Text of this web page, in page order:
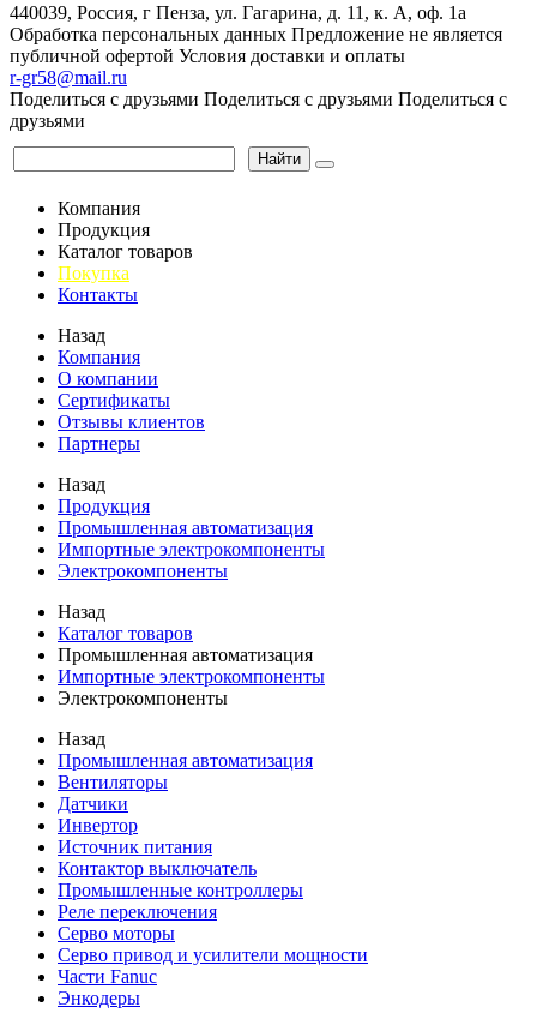
440039, Россия, г Пенза, ул. Гагарина, д. 11, к. А, оф. 1а
Обработка персональных данных Предложение не является
публичной офертой Условия доставки и оплаты
r-gr58@mail.ru
Поделиться с друзьями Поделиться с друзьями Поделиться с
друзьями
Найти
Компания
Продукция
Каталог товаров
Покупка
Контакты
Назад
Компания
О компании
Сертификаты
Отзывы клиентов
Партнеры
Назад
Продукция
Промышленная автоматизация
Импортные электрокомпоненты
Электрокомпоненты
Назад
Каталог товаров
Промышленная автоматизация
Импортные электрокомпоненты
Электрокомпоненты
Назад
Промышленная автоматизация
Вентиляторы
Датчики
Инвертор
Источник питания
Контактор выключатель
Промышленные контроллеры
Реле переключения
Серво моторы
Серво привод и усилители мощности
Части Fanuc
Энкодеры